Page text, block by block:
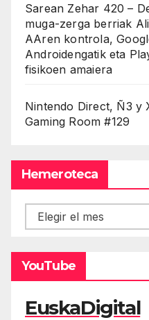
Sarean Zehar 420 –
muga-zerga berriak
AAren kontrola,
Androidengatik eta
fisikoen amaiera
Nintendo Direct, Ñ3 y
Gaming Room #129
Hemeroteca
Hemeroteca
YouTube
EuskaDigital